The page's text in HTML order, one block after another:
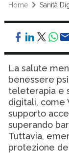
Home Sanità
La salute
benessere
teleterapia e
digitali, come
supporto
superando
Tuttavia,
protezione